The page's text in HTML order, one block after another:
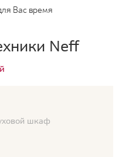
Вас время
Neff
шкаф